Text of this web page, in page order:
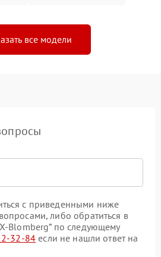
все модели
с приведенными ниже
либо обратиться в
Blomberg” по следующему
32-84 если не нашли ответ на